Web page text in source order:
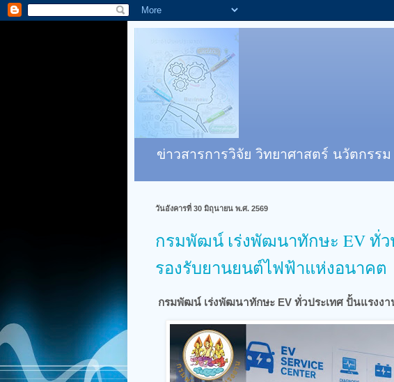
ข่าวสารการวิจัย วิทยาศาสตร์ นวัตกรร
วันอังคารที่ 30 มิถุนายน พ.ศ. 2569
กรมพัฒน์ เร่งพัฒนาทักษะ EV ทั่
รองรับยานยนต์ไฟฟ้าแห่งอนาคต
กรมพัฒน์ เร่งพัฒนาทักษะ EV ทั่วประเทศ ปั้นแรง